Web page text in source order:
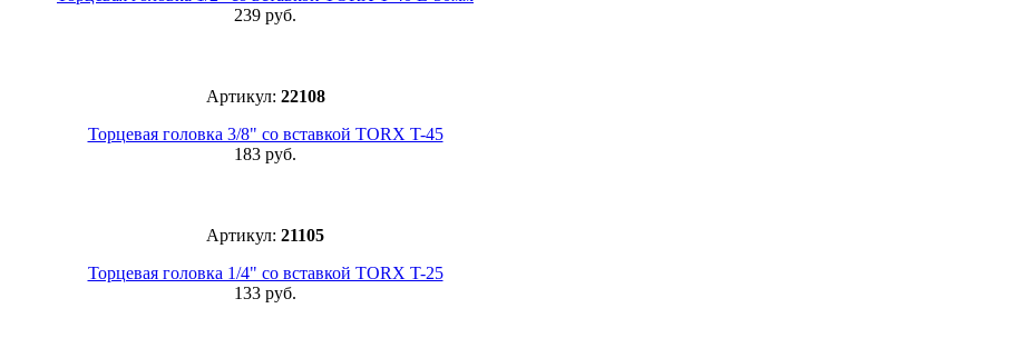
239 руб.
Артикул: 22108
Торцевая головка 3/8" со вставкой TORX T-45
183 руб.
Артикул: 21105
Торцевая головка 1/4" со вставкой TORX T-25
133 руб.